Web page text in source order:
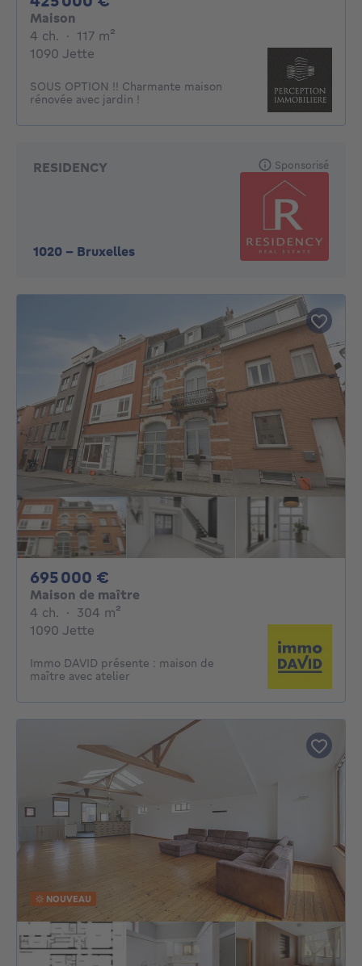
Maison
4 ch. 4 chambres
· 117 m²
1090 Jette
SOUS OPTION !! Charmante maison
rénovée avec jardin !
RESIDENCY
1020 - Bruxelles
Sponsorisé
695 000 €
Maison de maître
4 ch. 4 chambres
· 304 m²
1090 Jette
Immo DAVID présente : maison de
maître avec atelier
NOUVEAU